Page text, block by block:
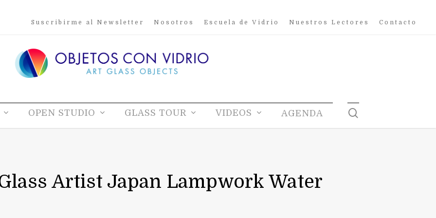
Suscribirme al Newsletter Nosotros Escuela de Vidrio Nuestros Lectores Contacto
OPEN STUDIO GLASS TOUR VIDEOS AGENDA
Artist Japan Lampwork Water